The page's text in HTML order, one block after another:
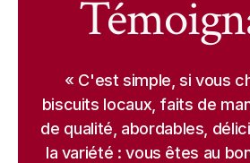
« C'est simple, si vous
biscuits locaux, faits de
de qualité, abordables,
la variété : vous êtes au